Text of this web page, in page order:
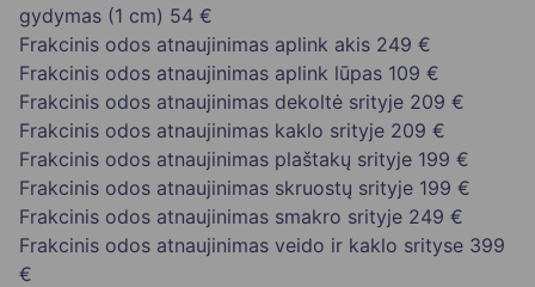
gydymas (1 cm) 54 €
Frakcinis odos atnaujinimas aplink akis 249 €
Frakcinis odos atnaujinimas aplink lūpas 109 €
Frakcinis odos atnaujinimas dekoltė srityje 209 €
Frakcinis odos atnaujinimas kaklo srityje 209 €
Frakcinis odos atnaujinimas plaštakų srityje 199 €
Frakcinis odos atnaujinimas skruostų srityje 199 €
Frakcinis odos atnaujinimas smakro srityje 249 €
Frakcinis odos atnaujinimas veido ir kaklo srityse 399
€